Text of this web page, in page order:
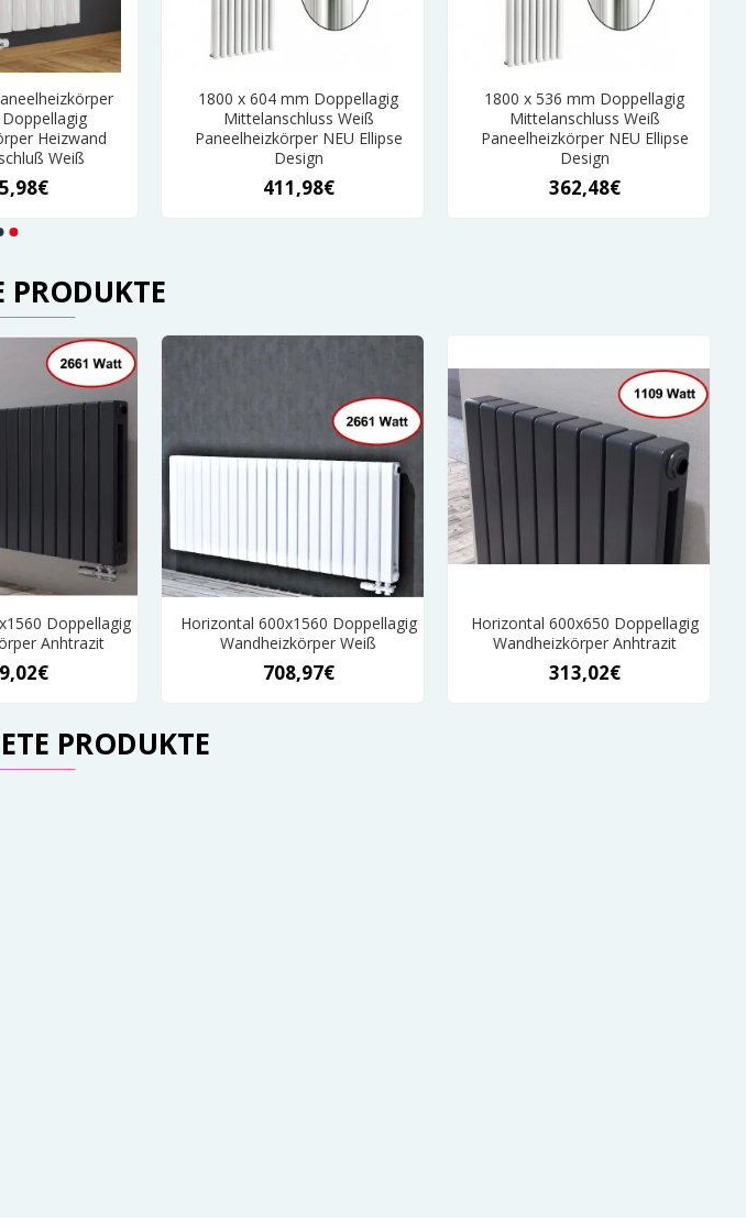
Heizwand
Weiß
1800 x 604 mm Doppellagig
Mittelanschluss Weiß
Paneelheizkörper NEU Ellipse
Design
411,98€
1800 x 536 mm Doppellagig
Mittelanschluss Weiß
Paneelheizkörper NEU Ellipse
Design
362,48€
PRODUKTE
Doppellagig
Anhtrazit
Horizontal 600x1560 Doppellagig
Wandheizkörper Weiß
708,97€
Horizontal 600x650 Doppellagig
Wandheizkörper Anhtrazit
313,02€
PRODUKTE